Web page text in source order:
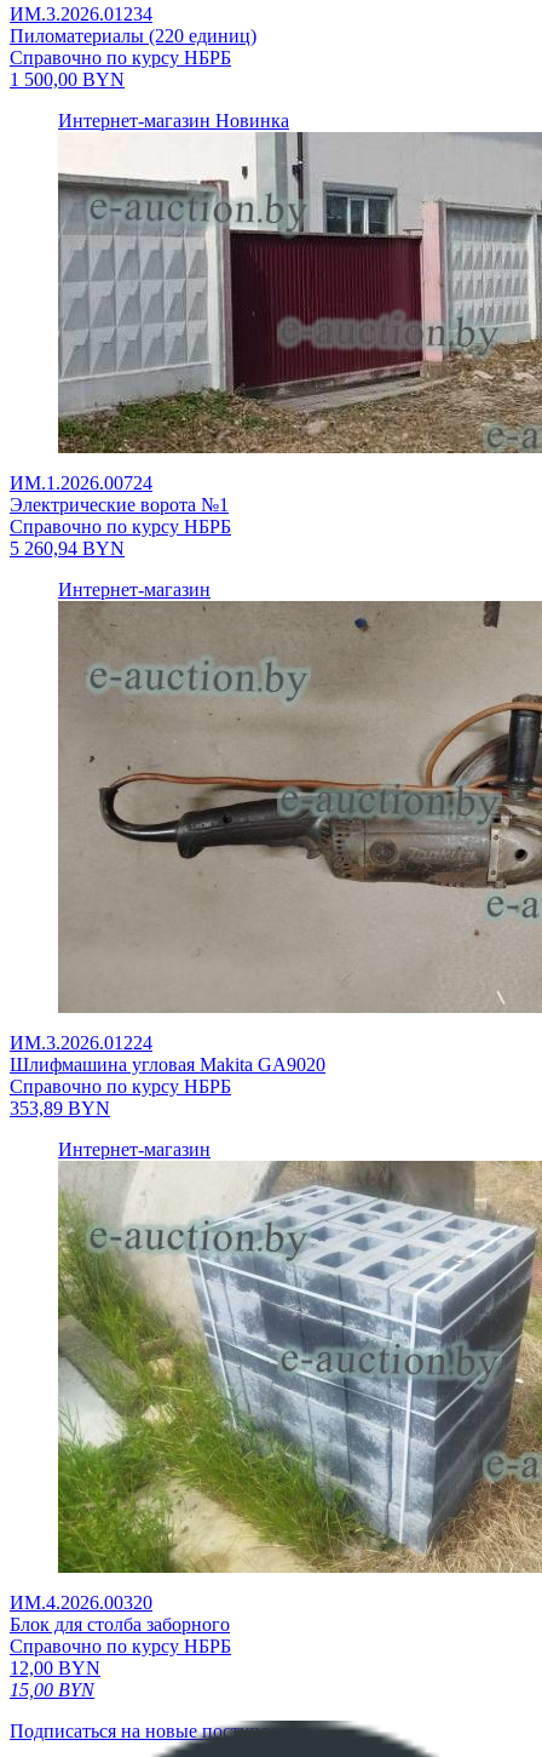
ИМ.3.2026.01234
Пиломатериалы (220 единиц)
Справочно по курсу НБРБ
1 500,00 BYN
Интернет-магазин Новинка
ИМ.1.2026.00724
Электрические ворота №1
Справочно по курсу НБРБ
5 260,94 BYN
Интернет-магазин
ИМ.3.2026.01224
Шлифмашина угловая Makita GA9020
Справочно по курсу НБРБ
353,89 BYN
Интернет-магазин
ИМ.4.2026.00320
Блок для столба заборного
Справочно по курсу НБРБ
12,00 BYN
15,00 BYN
Подписаться на новые поступления